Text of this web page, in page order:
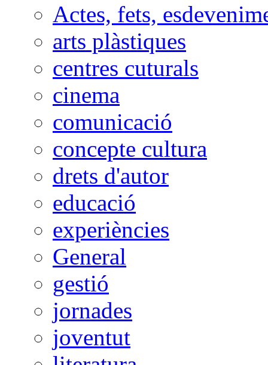
Actes, fets,
arts plàstiques
centres cuturals
cinema
comunicació
concepte cultura
drets d'autor
educació
experiències
General
gestió
jornades
joventut